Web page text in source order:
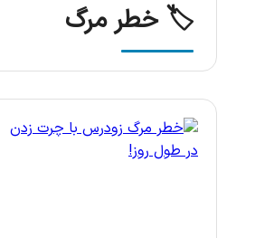
🏷️ خطر مرگ